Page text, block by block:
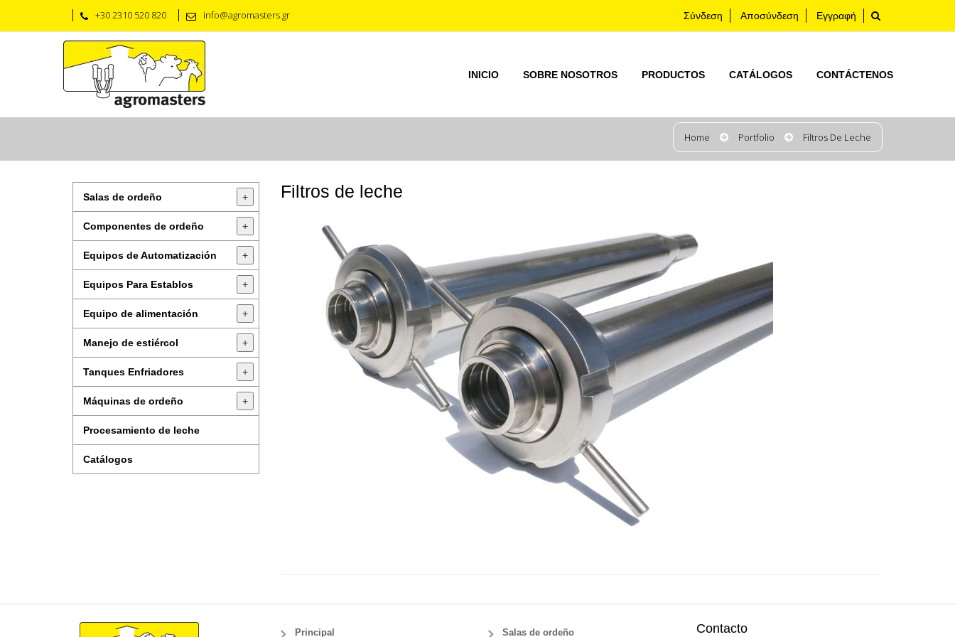
+30 2310 520 820 info@agromasters.gr Σύνδεση Αποσύνδεση Εγγραφή
INICIO SOBRE NOSOTROS PRODUCTOS CATÁLOGOS CONTÁCTENOS
Home Portfolio Filtros De Leche
Salas de ordeño +
Componentes de ordeño +
Equipos de Automatización +
Equipos Para Establos +
Equipo de alimentación +
Manejo de estiércol +
Tanques Enfriadores +
Máquinas de ordeño +
Procesamiento de leche
Catálogos
Filtros de leche
Principal Salas de ordeño Contacto